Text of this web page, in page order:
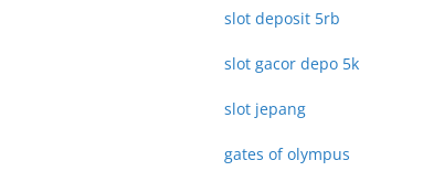
slot deposit 5rb
slot gacor depo 5k
slot jepang
gates of olympus